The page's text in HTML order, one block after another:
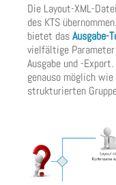
Die Layout-XML-
des KTS
bietet dasAusgabe-
vielfältige
Ausgabe und -
genauso möglich
strukturierten